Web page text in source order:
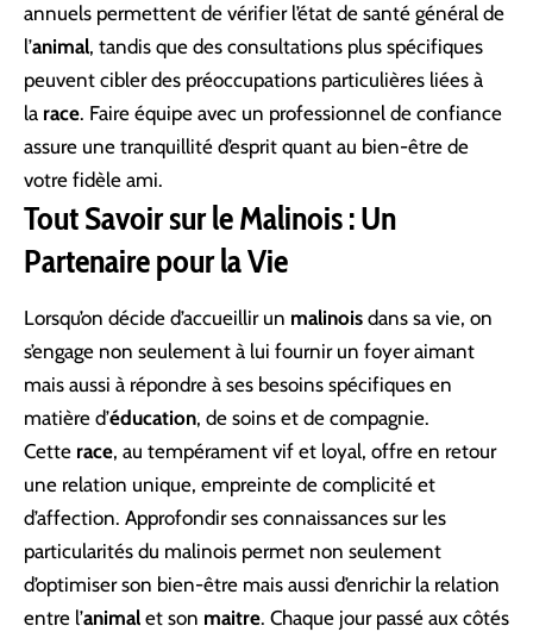
annuels permettent de vérifier l’état de santé général de
l’animal, tandis que des consultations plus spécifiques
peuvent cibler des préoccupations particulières liées à
la race. Faire équipe avec un professionnel de confiance
assure une tranquillité d’esprit quant au bien-être de
votre fidèle ami.
Tout Savoir sur le Malinois : Un
Partenaire pour la Vie
Lorsqu’on décide d’accueillir un malinois dans sa vie, on
s’engage non seulement à lui fournir un foyer aimant
mais aussi à répondre à ses besoins spécifiques en
matière d’éducation, de soins et de compagnie.
Cette race, au tempérament vif et loyal, offre en retour
une relation unique, empreinte de complicité et
d’affection. Approfondir ses connaissances sur les
particularités du malinois permet non seulement
d’optimiser son bien-être mais aussi d’enrichir la relation
entre l’animal et son maitre. Chaque jour passé aux côtés